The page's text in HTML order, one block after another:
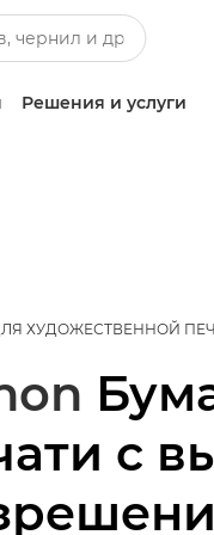
Решения и услуги
ХУДОЖЕСТВЕННОЙ
с